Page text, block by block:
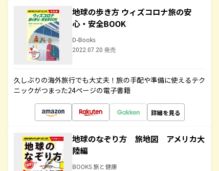
地球の歩き方 ウィズコロナ旅の安
心・安全BOOK
D-Books
2022.07.20 発売
久しぶりの海外旅行でも大丈夫！旅の手配や準備に使えるテク
ニックがつまった24ページの電子書籍
詳細を見る
地球のなぞり方 旅地図 アメリカ大
陸編
BOOKS 旅と健康